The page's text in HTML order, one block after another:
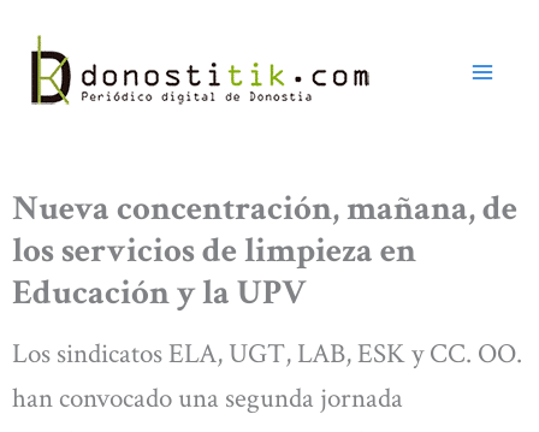
contenido
Nueva concentración, mañana, de
los servicios de limpieza en
Educación y la UPV
Los sindicatos ELA, UGT, LAB, ESK y CC. OO.
han convocado una segunda jornada